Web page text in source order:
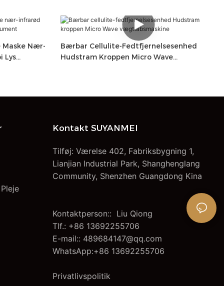
Maske Nær-
Lys
Bærbar Cellulite-Fedtfjernelsesenhed
Hudstram Kroppen Micro Wave
Kontakt SUYANMEI
Tilføj: Værelse 402, Fabriksbygning 1,
Lianjian Industrial Park, Shanghenglang
Community, Shenzhen Guangdong Kina
Kontaktperson:: Liu Qiong
Tlf.: +86 13692255706
E-mail:: 489684147@qq.com
WhatsApp:+86 13692255706
Privatlivspolitik